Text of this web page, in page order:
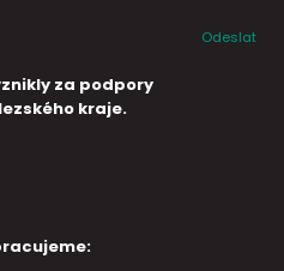
Odeslat
za podpory
kraje.